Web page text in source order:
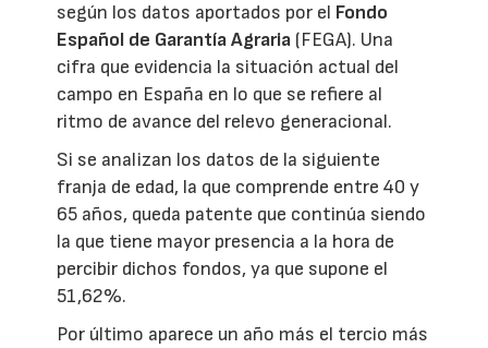
según los datos aportados por el Fondo
Español de Garantía Agraria (FEGA). Una
cifra que evidencia la situación actual del
campo en España en lo que se refiere al
ritmo de avance del relevo generacional.
Si se analizan los datos de la siguiente
franja de edad, la que comprende entre 40 y
65 años, queda patente que continúa siendo
la que tiene mayor presencia a la hora de
percibir dichos fondos, ya que supone el
51,62%.
Por último aparece un año más el tercio más